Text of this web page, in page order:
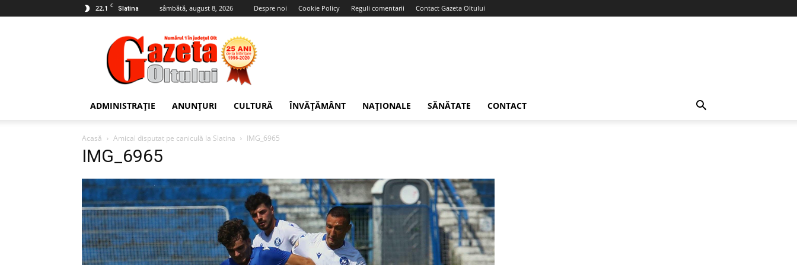
22.1 C Slatina sâmbătă, august 8, 2026 Despre noi Cookie Policy Reguli comentarii Contact Gazeta Oltului
Gazeta
Oltului
ADMINISTRAȚIE ANUNȚURI CULTURĂ ÎNVĂȚĂMÂNT NAȚIONALE SĂNĂTATE CONTACT
Acasă Amical disputat pe caniculă la Slatina IMG_6965
IMG_6965